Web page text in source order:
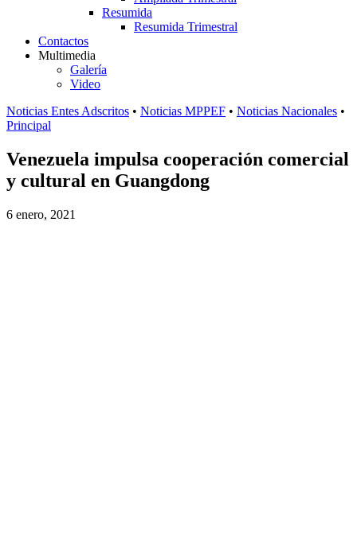
Resumida
Resumida Trimestral
Contactos
Multimedia
Galería
Video
Noticias Entes Adscritos • Noticias MPPEF • Noticias Nacionales •
Principal
Venezuela impulsa cooperación comercial
y cultural en Guangdong
6 enero, 2021